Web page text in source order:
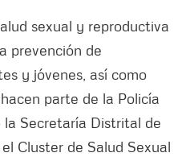
sexual y reproductiva
prevención de
y jóvenes, así como
parte de la Policía
la Secretaría Distrital de
Cluster de Salud Sexual